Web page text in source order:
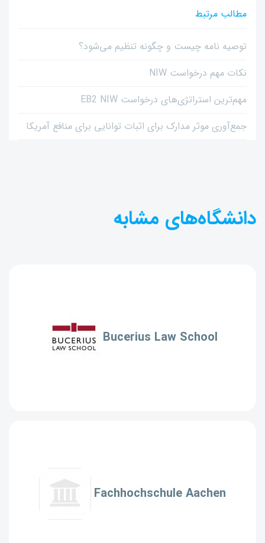
مطالب مرتبط
توصیه نامه چیست و چگونه تنظیم می‌شود؟
نکات مهم درخواست NIW
مهم‌ترین استراتژی‌های درخواست EB2 NIW
جمع‌آوری موثر مدارک برای اثبات توانایی برای منافع آمریکا
دانشگاه‌های مشابه
Bucerius Law School
Fachhochschule Aachen